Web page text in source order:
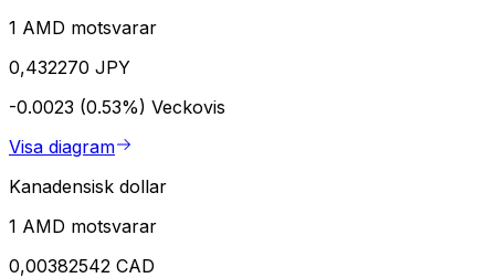
1 AMD motsvarar
0,432270 JPY
-0.0023 (0.53%) Veckovis
Visa diagram
Kanadensisk dollar
1 AMD motsvarar
0,00382542 CAD